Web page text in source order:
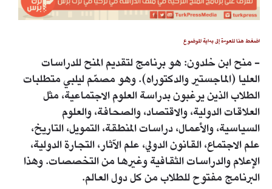
اضغط هنا للعودة إلى بداية الموضوع
- منح ابن خلدون: هو برنامج لتقديم المنح للدراسات
العليا (الماجستير والدكتوراه). وهو مصمّم ليلبي متطلبات
الطلاب الذين يرغبون بدراسة العلوم الاجتماعية، مثل
العلاقات الدولية، والاقتصاد، والصحافة، والعلوم
السياسية، والأعمال، دراسات المنطقة، التمويل، التاريخ،
علم الاجتماع، القانون الدولي، علم الآثار، التجارة الدولية،
الإعلام والدراسات الثقافية وغيرها من التخصصات. وهذا
البرنامج مفتوح للطلاب من كل دول العالم.